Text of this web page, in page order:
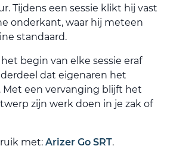
Tijdens een sessie klikt hij vast
onderkant, waar hij meteen
standaard.
begin van elke sessie eraf
dat eigenaren het
Met een vervanging blijft het
zijn werk doen in je zak of
met: Arizer Go SRT.